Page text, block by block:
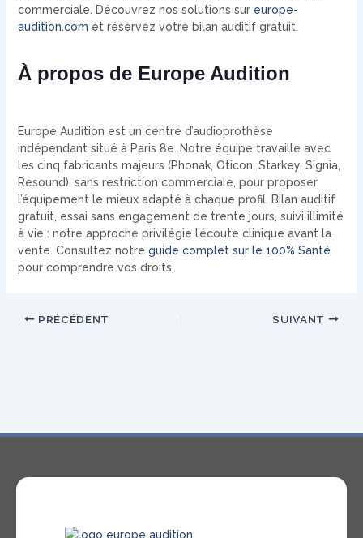
commerciale. Découvrez nos solutions sur europe-
audition.com et réservez votre bilan auditif gratuit.
À propos de Europe Audition
Europe Audition est un centre d’audioprothèse
indépendant situé à Paris 8e. Notre équipe travaille avec
les cinq fabricants majeurs (Phonak, Oticon, Starkey, Signia,
Resound), sans restriction commerciale, pour proposer
l’équipement le mieux adapté à chaque profil. Bilan auditif
gratuit, essai sans engagement de trente jours, suivi illimité
à vie : notre approche privilégie l’écoute clinique avant la
vente. Consultez notre guide complet sur le 100% Santé
pour comprendre vos droits.
PRÉCÉDENT SUIVANT